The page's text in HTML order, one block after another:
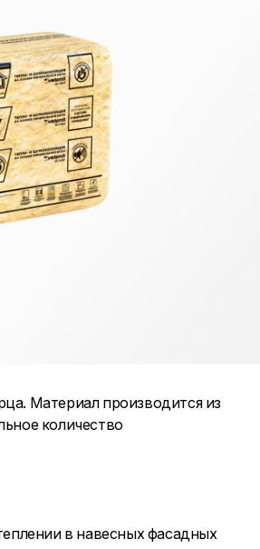
Материал производится из
количество
в навесных фасадных